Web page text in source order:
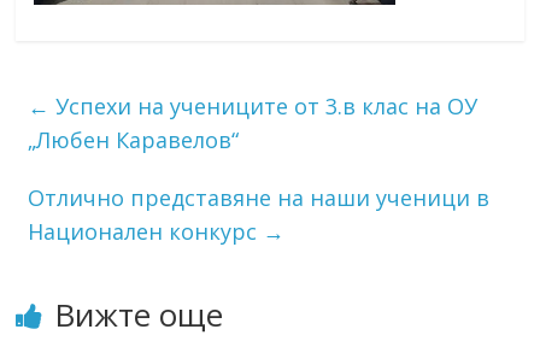
← Успехи на учениците от 3.в клас на ОУ
„Любен Каравелов“
Отлично представяне на наши ученици в
Национален конкурс →
Вижте още